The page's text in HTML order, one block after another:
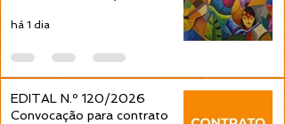
projetos culturais pela Política
Nacional Aldir Blanc
há 1 dia
EDITAL N.º 120/2026
Convocação para contrato